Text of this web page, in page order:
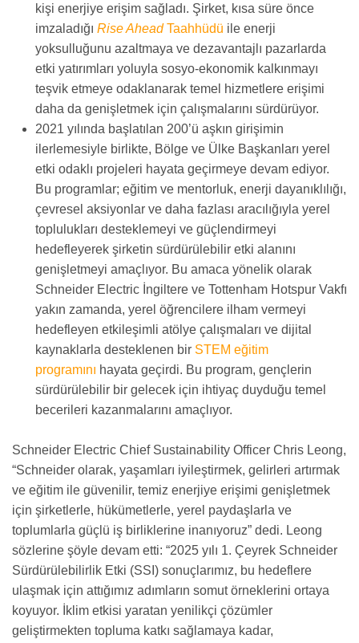
kişi enerjiye erişim sağladı. Şirket, kısa süre önce
imzaladığı Rise AheadTaahhüdü ile enerji
yoksulluğunu azaltmaya ve dezavantajlı pazarlarda
etki yatırımları yoluyla sosyo-ekonomik kalkınmayı
teşvik etmeye odaklanarak temel hizmetlere erişimi
daha da genişletmek için çalışmalarını sürdürüyor.
2021 yılında başlatılan 200’ü aşkın girişimin
ilerlemesiyle birlikte, Bölge ve Ülke Başkanları yerel
etki odaklı projeleri hayata geçirmeye devam ediyor.
Bu programlar; eğitim ve mentorluk, enerji dayanıklılığı,
çevresel aksiyonlar ve daha fazlası aracılığıyla yerel
toplulukları desteklemeyi ve güçlendirmeyi
hedefleyerek şirketin sürdürülebilir etki alanını
genişletmeyi amaçlıyor. Bu amaca yönelik olarak
Schneider Electric İngiltere ve Tottenham Hotspur Vakfı
yakın zamanda, yerel öğrencilere ilham vermeyi
hedefleyen etkileşimli atölye çalışmaları ve dijital
kaynaklarla desteklenen bir STEM eğitim
programını hayata geçirdi. Bu program, gençlerin
sürdürülebilir bir gelecek için ihtiyaç duyduğu temel
becerileri kazanmalarını amaçlıyor.
Schneider Electric Chief Sustainability Officer Chris Leong,
“Schneider olarak, yaşamları iyileştirmek, gelirleri artırmak
ve eğitim ile güvenilir, temiz enerjiye erişimi genişletmek
için şirketlerle, hükümetlerle, yerel paydaşlarla ve
toplumlarla güçlü iş birliklerine inanıyoruz” dedi. Leong
sözlerine şöyle devam etti: “2025 yılı 1. Çeyrek Schneider
Sürdürülebilirlik Etki (SSI) sonuçlarımız, bu hedeflere
ulaşmak için attığımız adımların somut örneklerini ortaya
koyuyor. İklim etkisi yaratan yenilikçi çözümler
geliştirmekten topluma katkı sağlamaya kadar,